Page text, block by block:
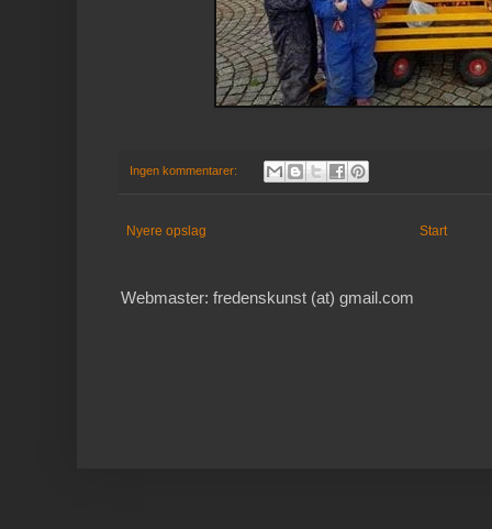
Ingen kommentarer:
Nyere opslag Start
Webmaster: fredenskunst (at) gmail.com